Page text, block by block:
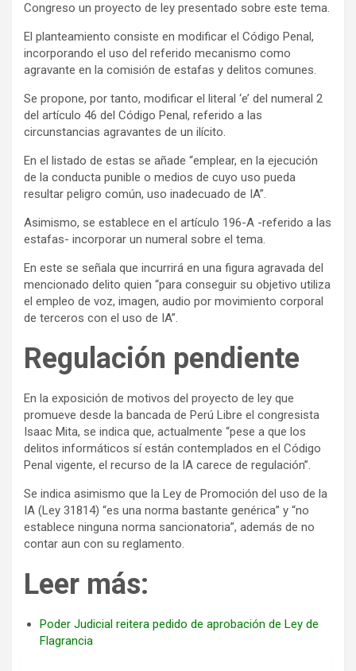
Congreso un proyecto de ley presentado sobre este tema.
El planteamiento consiste en modificar el Código Penal,
incorporando el uso del referido mecanismo como
agravante en la comisión de estafas y delitos comunes.
Se propone, por tanto, modificar el literal ‘e’ del numeral 2
del artículo 46 del Código Penal, referido a las
circunstancias agravantes de un ilícito.
En el listado de estas se añade “emplear, en la ejecución
de la conducta punible o medios de cuyo uso pueda
resultar peligro común, uso inadecuado de IA”.
Asimismo, se establece en el artículo 196-A -referido a las
estafas- incorporar un numeral sobre el tema.
En este se señala que incurrirá en una figura agravada del
mencionado delito quien “para conseguir su objetivo utiliza
el empleo de voz, imagen, audio por movimiento corporal
de terceros con el uso de IA”.
Regulación pendiente
En la exposición de motivos del proyecto de ley que
promueve desde la bancada de Perú Libre el congresista
Isaac Mita, se indica que, actualmente “pese a que los
delitos informáticos sí están contemplados en el Código
Penal vigente, el recurso de la IA carece de regulación”.
Se indica asimismo que la Ley de Promoción del uso de la
IA (Ley 31814) “es una norma bastante genérica” y “no
establece ninguna norma sancionatoria”, además de no
contar aun con su reglamento.
Leer más:
Poder Judicial reitera pedido de aprobación de Ley de
Flagrancia